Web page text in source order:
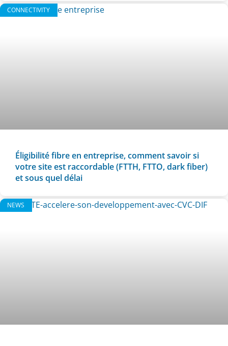
CONNECTIVITY
Éligibilité fibre en entreprise, comment savoir si
votre site est raccordable (FTTH, FTTO, dark fiber)
et sous quel délai
NEWS